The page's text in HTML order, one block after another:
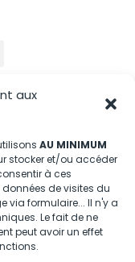
aux
AU MINIMUM
stocker et/ou accéder
à ces
de visites du
via formulaire... Il n'y a
Le fait de ne
peut avoir un effet